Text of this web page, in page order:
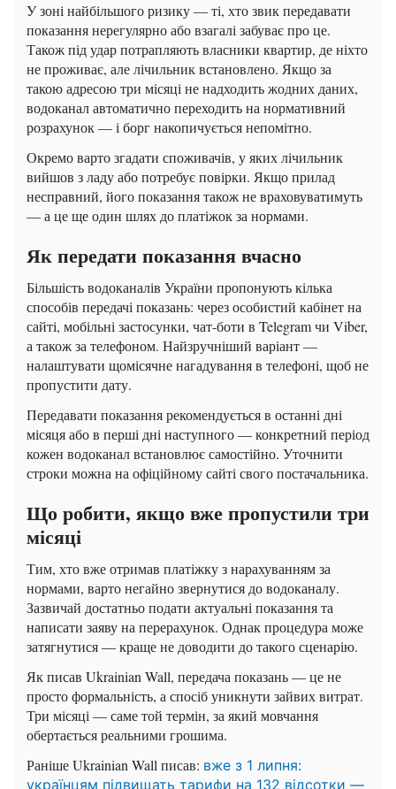
У зоні найбільшого ризику — ті, хто звик передавати
показання нерегулярно або взагалі забуває про це.
Також під удар потрапляють власники квартир, де ніхто
не проживає, але лічильник встановлено. Якщо за
такою адресою три місяці не надходить жодних даних,
водоканал автоматично переходить на нормативний
розрахунок — і борг накопичується непомітно.
Окремо варто згадати споживачів, у яких лічильник
вийшов з ладу або потребує повірки. Якщо прилад
несправний, його показання також не враховуватимуть
— а це ще один шлях до платіжок за нормами.
Як передати показання вчасно
Більшість водоканалів України пропонують кілька
способів передачі показань: через особистий кабінет на
сайті, мобільні застосунки, чат-боти в Telegram чи Viber,
а також за телефоном. Найзручніший варіант —
налаштувати щомісячне нагадування в телефоні, щоб не
пропустити дату.
Передавати показання рекомендується в останні дні
місяця або в перші дні наступного — конкретний період
кожен водоканал встановлює самостійно. Уточнити
строки можна на офіційному сайті свого постачальника.
Що робити, якщо вже пропустили три
місяці
Тим, хто вже отримав платіжку з нарахуванням за
нормами, варто негайно звернутися до водоканалу.
Зазвичай достатньо подати актуальні показання та
написати заяву на перерахунок. Однак процедура може
затягнутися — краще не доводити до такого сценарію.
Як писав Ukrainian Wall, передача показань — це не
просто формальність, а спосіб уникнути зайвих витрат.
Три місяці — саме той термін, за який мовчання
обертається реальними грошима.
Раніше Ukrainian Wall писав: вже з 1 липня:
українцям підвищать тарифи на 132 відсотки —